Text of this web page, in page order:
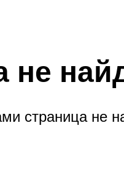
не
страница не